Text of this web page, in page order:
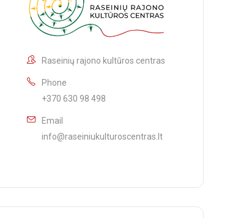
Raseinių rajono kultūros centras
Phone
+370 630 98 498
Email
info@raseiniukulturoscentras.lt